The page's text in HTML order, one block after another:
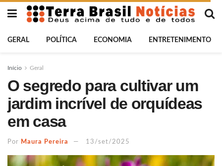
GERAL POLÍTICA ECONOMIA ENTRETENIMENTO
Início Geral
O segredo para cultivar um
jardim incrível de orquídeas
em casa
Por Maura Pereira 13/set/2025